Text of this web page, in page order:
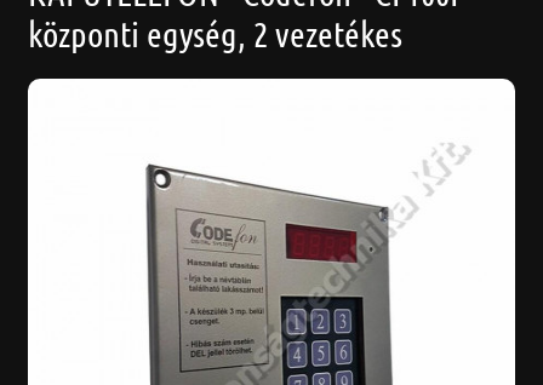
központi egység, 2 vezetékes